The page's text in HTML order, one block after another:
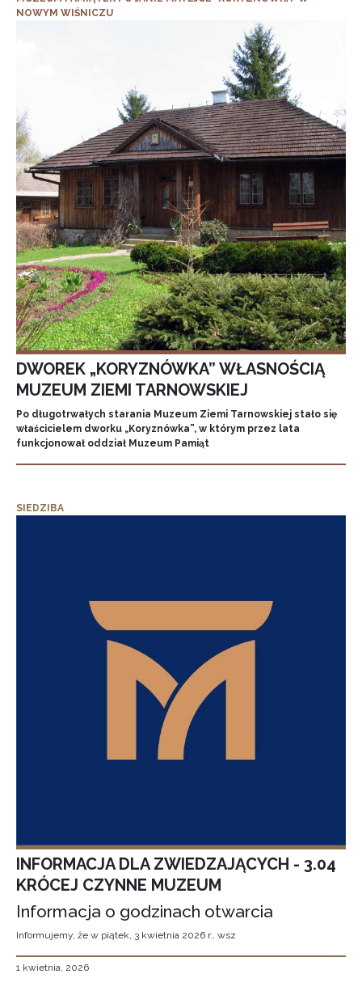
NOWYM WIŚNICZU
DWOREK „KORYZNÓWKA” WŁASNOŚCIĄ
MUZEUM ZIEMI TARNOWSKIEJ
Po długotrwałych starania Muzeum Ziemi Tarnowskiej stało się
właścicielem dworku „Koryznówka”, w którym przez lata
funkcjonował oddział Muzeum Pamiąt
SIEDZIBA
INFORMACJA DLA ZWIEDZAJĄCYCH - 3.04
KRÓCEJ CZYNNE MUZEUM
Informacja o godzinach otwarcia
Informujemy, że w piątek, 3 kwietnia 2026 r., wsz
1 kwietnia, 2026